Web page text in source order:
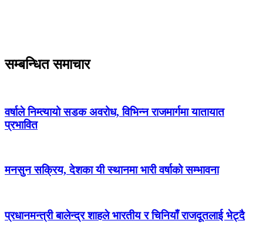
सम्बन्धित समाचार
वर्षाले निम्त्यायो सडक अवरोध, विभिन्न राजमार्गमा यातायात
प्रभावित
मनसुन सक्रिय, देशका यी स्थानमा भारी वर्षाको सम्भावना
प्रधानमन्त्री बालेन्द्र शाहले भारतीय र चिनियाँ राजदूतलाई भेट्दै